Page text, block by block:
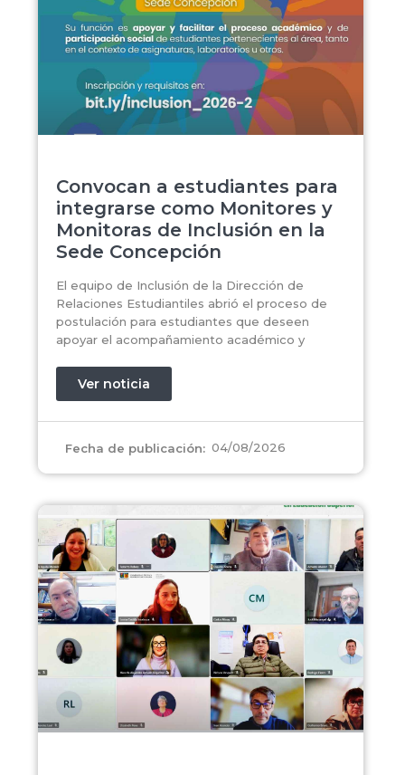
Convocan a estudiantes para
integrarse como Monitores y
Monitoras de Inclusión en la
Sede Concepción
El equipo de Inclusión de la Dirección de
Relaciones Estudiantiles abrió el proceso de
postulación para estudiantes que deseen
apoyar el acompañamiento académico y
Ver noticia
Fecha de publicación: 04/08/2026